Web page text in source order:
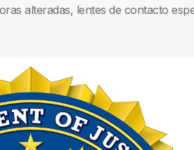
alteradas, lentes de contacto